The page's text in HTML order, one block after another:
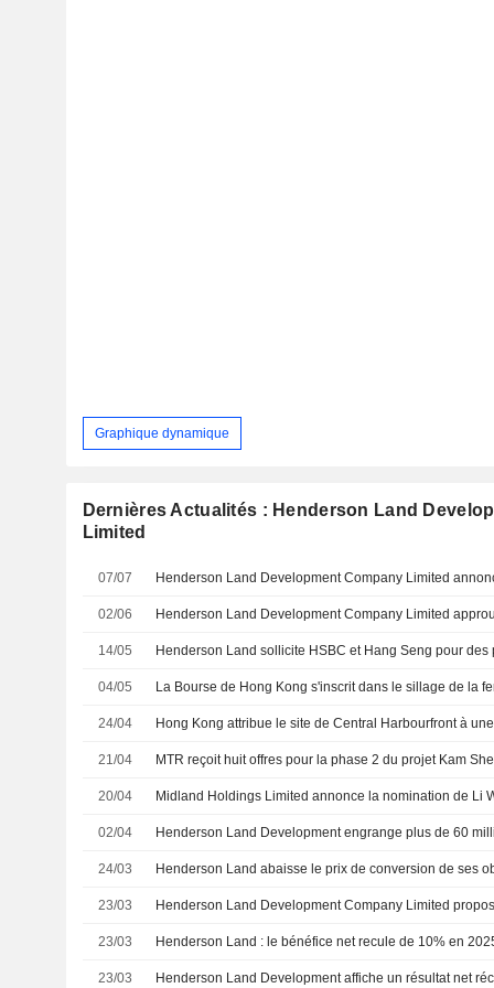
Graphique dynamique
Dernières Actualités : Henderson Land
Limited
07/07
02/06
14/05
04/05
24/04
21/04 MTR reçoit huit offres pour la phase 2 du projet Kam
20/04
02/04
24/03
23/03
23/03 Henderson Land : le bénéfice net recule de 10% en
23/03